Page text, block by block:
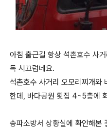
아침 출근길 항상 석촌호수 사
독 시끄럽네요.
석촌호수 사거리 오모리찌개와
한데, 바다공원 횟집 4~5층에
송파소방서 상황실에 확인해본